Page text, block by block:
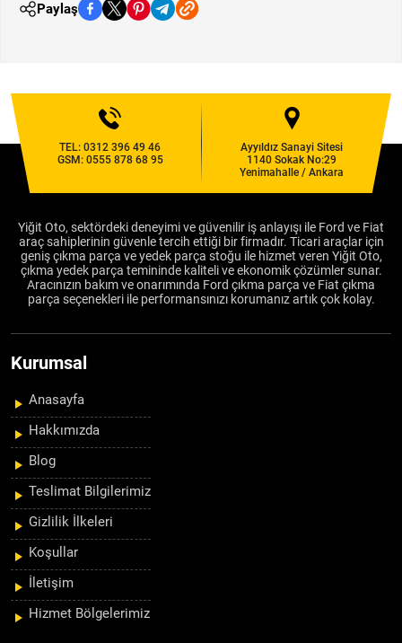
Paylaş
TEL:0312 396 49 46
GSM: 0555 878 68 95
Ayyıldız Sanayi Sitesi
1140 Sokak No:29
Yenimahalle / Ankara
Yiğit Oto, sektördeki deneyimi ve güvenilir iş anlayışı ile Ford ve Fiat
araç sahiplerinin güvenle tercih ettiği bir firmadır. Ticari araçlar için
geniş çıkma parça ve yedek parça stoğu ile hizmet veren Yiğit Oto,
çıkma yedek parça temininde kaliteli ve ekonomik çözümler sunar.
Aracınızın bakım ve onarımında Ford çıkma parça ve Fiat çıkma
parça seçenekleri ile performansınızı korumanız artık çok kolay.
Kurumsal
Anasayfa
Hakkımızda
Blog
Teslimat Bilgilerimiz
Gizlilik İlkeleri
Koşullar
İletişim
Hizmet Bölgelerimiz